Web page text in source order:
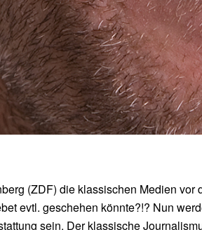
(ZDF) die klassischen Medien vor
evtl. geschehen könnte?!? Nun
sein. Der klassische